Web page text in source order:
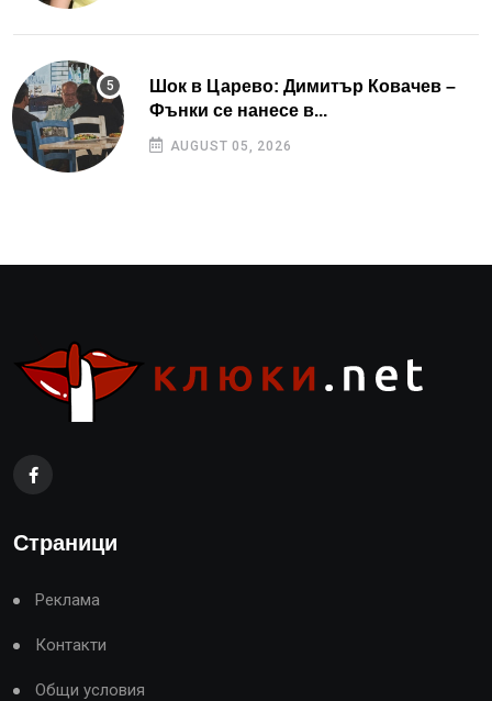
Шок в Царево: Димитър Ковачев –
Фънки се нанесе в...
AUGUST 05, 2026
Страници
Реклама
Контакти
Общи условия